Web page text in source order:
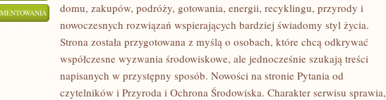
TECHNOLOGIE
PLANETY
domu, zakupów, podróży, gotowania, energii, recyklingu, przyrody i
nowoczesnych rozwiązań wspierających bardziej świadomy styl życia.
Strona została przygotowana z myślą o osobach, które chcą odkrywać
współczesne wyzwania środowiskowe, ale jednocześnie szukają treści
napisanych w przystępny sposób. Nowości na stronie Pytania od
czytelników i Przyroda i Ochrona Środowiska. Charakter serwisu sprawia,